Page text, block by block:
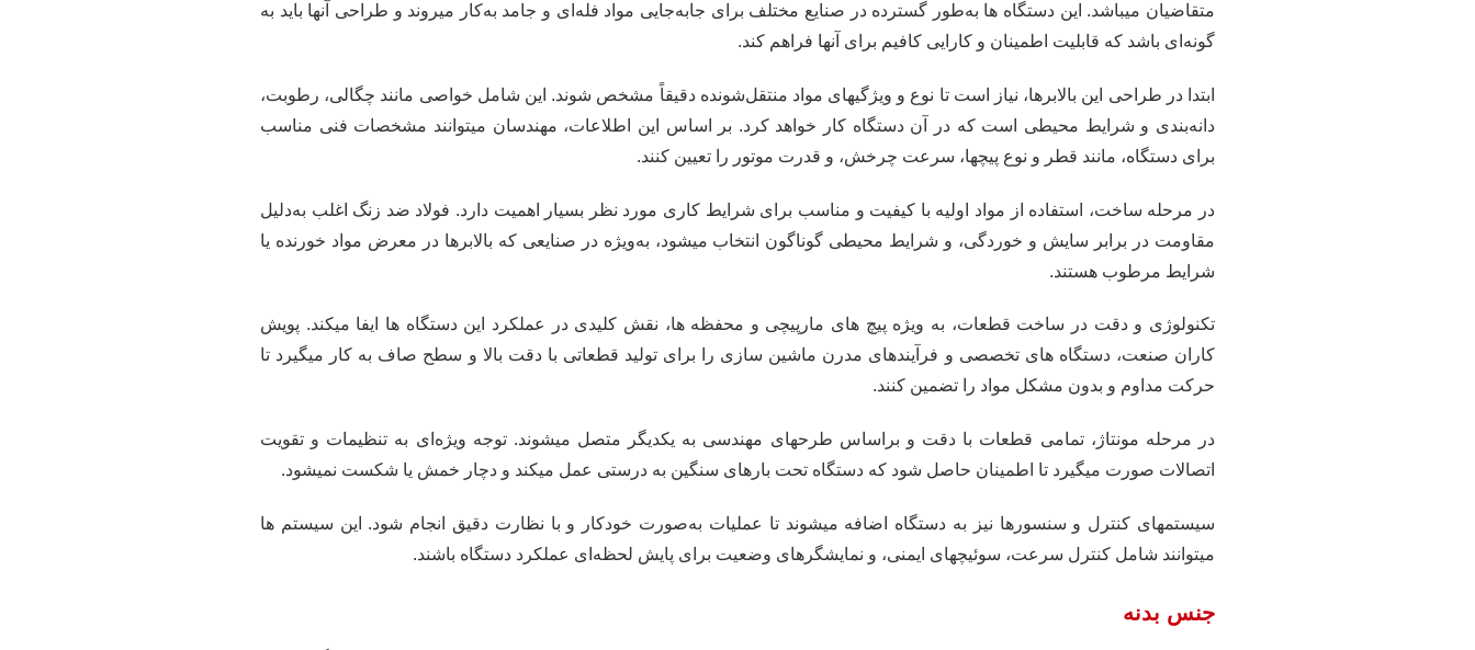
متقاضیان میباشد. این دستگاه ها به‌طور گسترده در صنایع مختلف برای جابه‌جایی مواد فله‌ای و جامد به‌کار میروند و طراحی آنها باید به
گونه‌ای باشد که قابلیت اطمینان و کارایی کافیم برای آنها فراهم کند.
ابتدا در طراحی این بالابرها، نیاز است تا نوع و ویژگیهای مواد منتقل‌شونده دقیقاً مشخص شوند. این شامل خواصی مانند چگالی، رطوبت،
دانه‌بندی و شرایط محیطی است که در آن دستگاه کار خواهد کرد. بر اساس این اطلاعات، مهندسان میتوانند مشخصات فنی مناسب
برای دستگاه، مانند قطر و نوع پیچها، سرعت چرخش، و قدرت موتور را تعیین کنند.
در مرحله ساخت، استفاده از مواد اولیه با کیفیت و مناسب برای شرایط کاری مورد نظر بسیار اهمیت دارد. فولاد ضد زنگ اغلب به‌دلیل
مقاومت در برابر سایش و خوردگی، و شرایط محیطی گوناگون انتخاب میشود، به‌ویژه در صنایعی که بالابرها در معرض مواد خورنده یا
شرایط مرطوب هستند.
تکنولوژی و دقت در ساخت قطعات، به ویژه پیچ های مارپیچی و محفظه ها، نقش کلیدی در عملکرد این دستگاه ها ایفا میکند. پویش
کاران صنعت، دستگاه های تخصصی و فرآیندهای مدرن ماشین سازی را برای تولید قطعاتی با دقت بالا و سطح صاف به کار میگیرد تا
حرکت مداوم و بدون مشکل مواد را تضمین کنند.
در مرحله مونتاژ، تمامی قطعات با دقت و براساس طرحهای مهندسی به یکدیگر متصل میشوند. توجه ویژه‌ای به تنظیمات و تقویت
اتصالات صورت میگیرد تا اطمینان حاصل شود که دستگاه تحت بارهای سنگین به درستی عمل میکند و دچار خمش یا شکست نمیشود.
سیستمهای کنترل و سنسورها نیز به دستگاه اضافه میشوند تا عملیات به‌صورت خودکار و با نظارت دقیق انجام شود. این سیستم ها
میتوانند شامل کنترل سرعت، سوئیچهای ایمنی، و نمایشگرهای وضعیت برای پایش لحظه‌ای عملکرد دستگاه باشند.
جنس بدنه